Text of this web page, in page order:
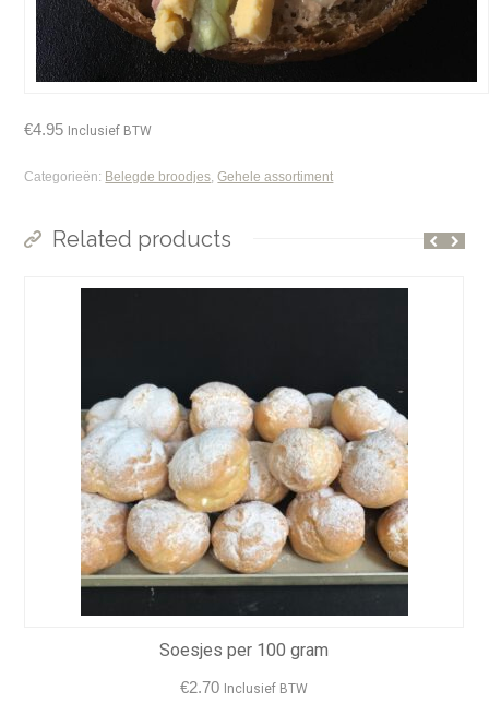
€4.95 Inclusief BTW
Categorieën: Belegde broodjes ,Gehele assortiment
Related products
Soesjes per 100 gram
€2.70 Inclusief BTW